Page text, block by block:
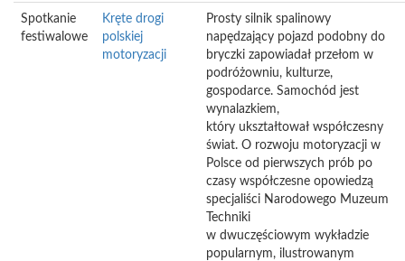
Spotkanie
festiwalowe
Kręte drogi
polskiej
motoryzacji
Prosty silnik spalinowy
napędzający pojazd podobny do
bryczki zapowiadał przełom w
podróżowniu, kulturze,
gospodarce. Samochód jest
wynalazkiem,
który ukształtował współczesny
świat. O rozwoju motoryzacji w
Polsce od pierwszych prób po
czasy współczesne opowiedzą
specjaliści Narodowego Muzeum
Techniki
w dwuczęściowym wykładzie
popularnym, ilustrowanym